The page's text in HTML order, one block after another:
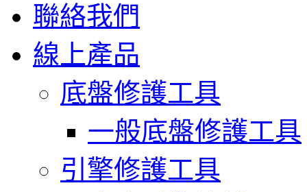
聯絡我們
線上產品
底盤修護工具
一般底盤修護工具
引擎修護工具